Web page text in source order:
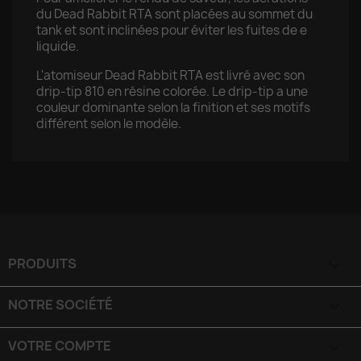
du Dead Rabbit RTA sont placées au sommet du
tank et sont inclinées pour éviter les fuites de e
liquide.
L'atomiseur Dead Rabbit RTA est livré avec son
drip-tip 810 en résine colorée. Le drip-tip a une
couleur dominante selon la finition et ses motifs
différent selon le modèle.
PRODUITS
NOTRE SOCIÉTÉ
VOTRE COMPTE